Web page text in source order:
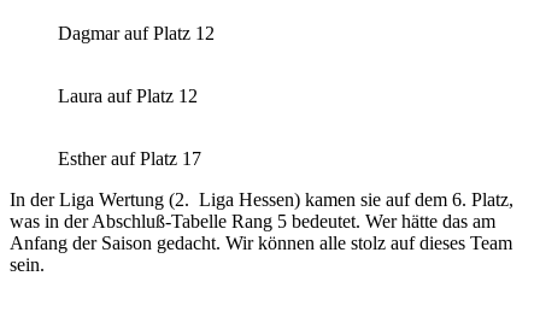
Dagmar auf Platz 12
Laura auf Platz 12
Esther auf Platz 17
In der Liga Wertung (2. Liga Hessen) kamen sie auf dem 6. Platz,
was in der Abschluß-Tabelle Rang 5 bedeutet. Wer hätte das am
Anfang der Saison gedacht. Wir können alle stolz auf dieses Team
sein.